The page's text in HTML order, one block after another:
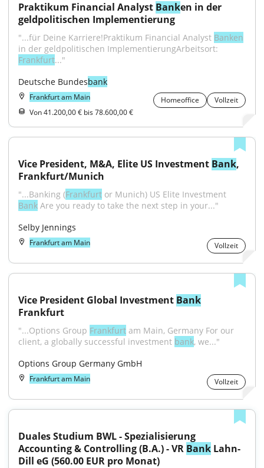
Praktikum Financial Analyst Banken in der
geldpolitischen Implementierung
"...für Deine Karriere!Praktikum Financial Analyst Banken
Frankfurt..."
Deutsche Bundesbank
Frankfurt am Main Homeoffice
Vollzeit
Von 41.200,00 € bis 78.600,00 €
Vice President, M&A, Elite US Investment Bank,
Frankfurt/Munich
"...Banking (Frankfurt
Bank Are you ready to take the next step in your..."
Selby Jennings
Frankfurt am Main Vollzeit
Vice President Global Investment Bank
Frankfurt
"...Options Group Frankfurt am Main, Germany For our
client, a globally successful investment bank, we..."
Options Group Germany GmbH
Frankfurt am Main Vollzeit
Duales Studium BWL - Spezialisierung
Accounting & Controlling (B.A.) - VR Bank Lahn-
Dill eG (560.00 EUR pro Monat)